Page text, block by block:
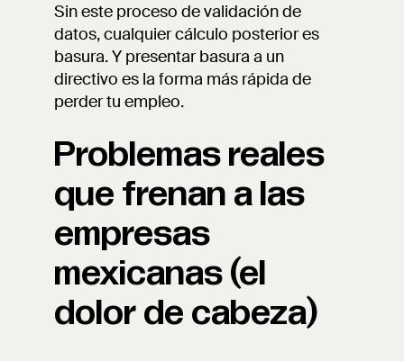
Sin este proceso de validación de
datos, cualquier cálculo posterior es
basura. Y presentar basura a un
directivo es la forma más rápida de
perder tu empleo.
Problemas reales
que frenan a las
empresas
mexicanas (el
dolor de cabeza)